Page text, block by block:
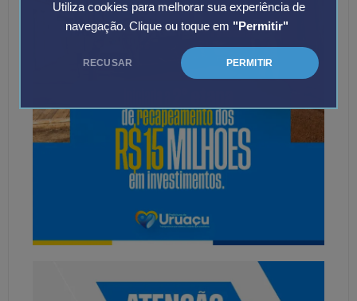
Utiliza cookies para melhorar sua experiência de
navegação. Clique ou toque em "Permitir"
RECUSAR PERMITIR